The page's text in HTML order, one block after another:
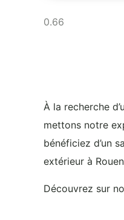
À la recherche
mettons notre
bénéficiez d’un
extérieur à
Découvrez sur